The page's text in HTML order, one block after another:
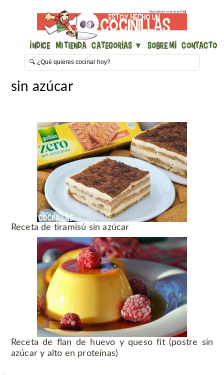
Índice Mi Tienda Categorías ▼ Sobre mí Contacto
sin azúcar
Receta de tiramisú sin azúcar
Receta de flan de huevo y queso fit (postre sin
azúcar y alto en proteínas)